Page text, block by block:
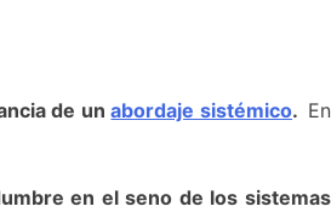
de unabordaje sistémico. En
en el seno de los sistemas